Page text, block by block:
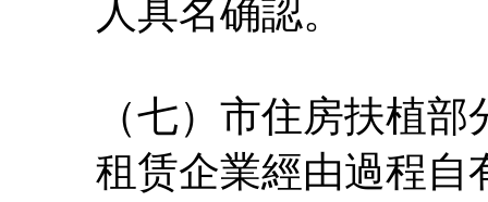
人具名确認。
（七）市住房扶植
租赁企業經由過程自